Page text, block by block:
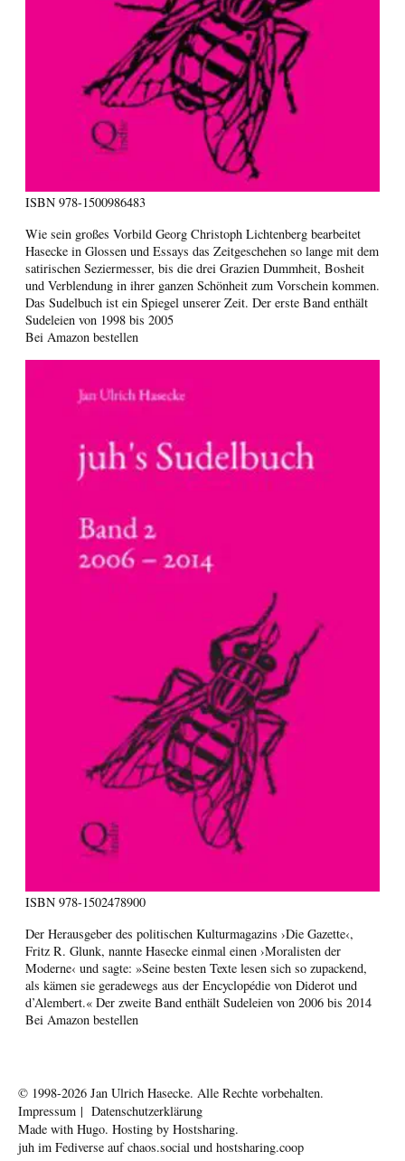
ISBN 978-1500986483
Wie sein großes Vorbild Georg Christoph Lichtenberg bearbeitet
Hasecke in Glossen und Essays das Zeitgeschehen so lange mit dem
satirischen Seziermesser, bis die drei Grazien Dummheit, Bosheit
und Verblendung in ihrer ganzen Schönheit zum Vorschein kommen.
Das Sudelbuch ist ein Spiegel unserer Zeit. Der erste Band enthält
Sudeleien von 1998 bis 2005
Bei Amazon bestellen
ISBN 978-1502478900
Der Herausgeber des politischen Kulturmagazins ›Die Gazette‹,
Fritz R. Glunk, nannte Hasecke einmal einen ›Moralisten der
Moderne‹ und sagte: »Seine besten Texte lesen sich so zupackend,
als kämen sie geradewegs aus der Encyclopédie von Diderot und
d’Alembert.« Der zweite Band enthält Sudeleien von 2006 bis 2014
Bei Amazon bestellen
© 1998-2026 Jan Ulrich Hasecke. Alle Rechte vorbehalten.
Impressum | Datenschutzerklärung
Made with Hugo. Hosting by Hostsharing.
juh im Fediverse aufchaos.social und hostsharing.coop